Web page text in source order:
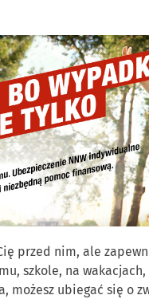
przed nim, ale
szkole, na
możesz ubiegać się